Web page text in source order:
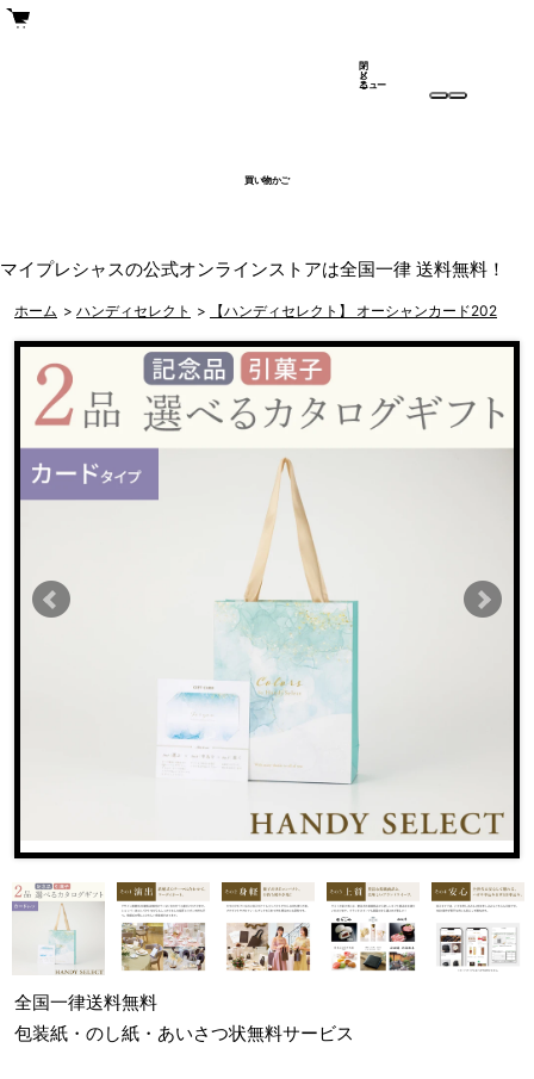
買い物かご
メ
ニュー
閉
じ
る
マイプレシャスの公式オンラインストアは全国一律 送料無料！
ホーム > ハンディセレクト > 【ハンディセレクト】 オーシャンカード202
全国一律送料無料
包装紙・のし紙・あいさつ状無料サービス